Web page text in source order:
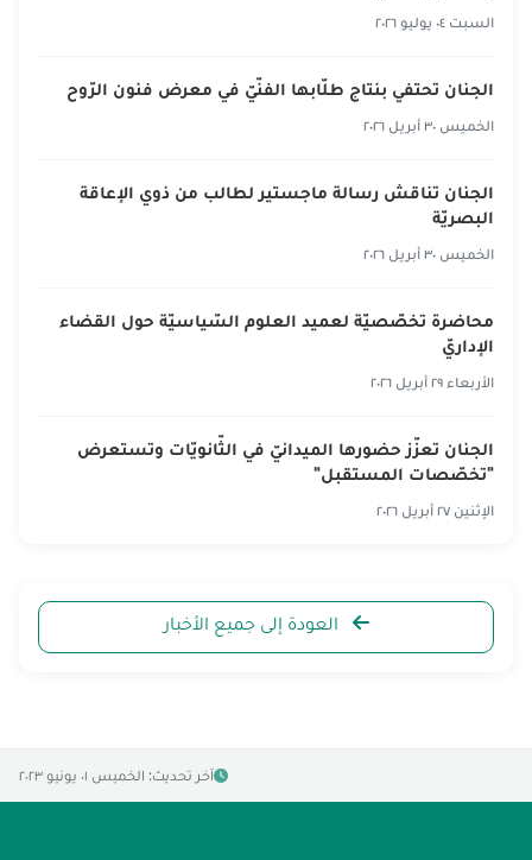
السبت ٠٤ يوليو ٢٠٢٦
الجنان تحتفي بنتاج طلّابها الفنّيّ في معرض فنون الرّوح
الخميس ٣٠ أبريل ٢٠٢٦
الجنان تناقش رسالة ماجستير لطالب من ذوي الإعاقة
البصريّة
الخميس ٣٠ أبريل ٢٠٢٦
محاضرة تخصّصيّة لعميد العلوم السّياسيّة حول القضاء
الإداريّ
الأربعاء ٢٩ أبريل ٢٠٢٦
الجنان تعزّز حضورها الميدانيّ في الثّانويّات وتستعرض
"تخصّصات المستقبل"
الإثنين ٢٧ أبريل ٢٠٢٦
العودة إلى جميع الأخبار
آخر تحديث: الخميس ٠١ يونيو ٢٠٢٣